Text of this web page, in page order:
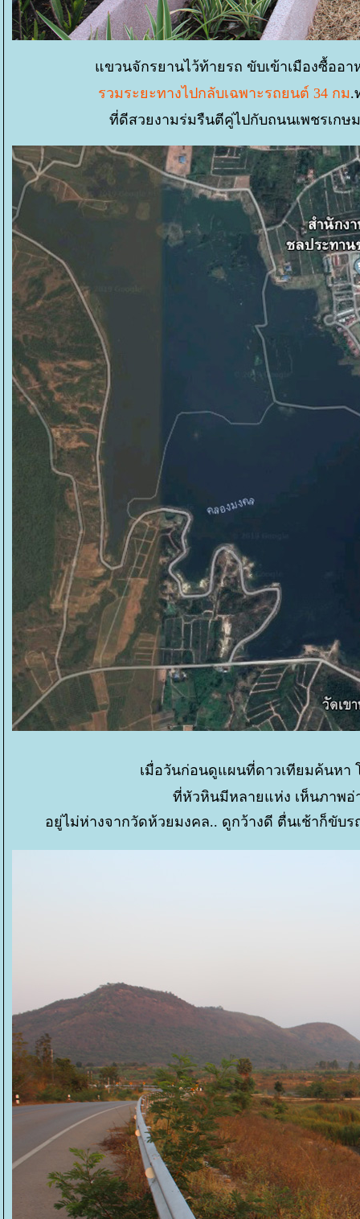
ขวนจักรยานไว้ท้ายรถ ขับเข้าเมืองซื้ออา
รวมระยะทางไปกลับเฉพาะรถยนต์ 34 กม.
ที่ดีสวยงามร่มรืนตีคู่ไปกับถนนเพชรเกษ
เมื่อวันก่อนดูแผนที่ดาวเทียมค้นหา
ที่หัวหินมีหลายแห่ง เห็นภาพ
อยู่ไม่ห่างจากวัดห้วยมงคล.. ดูกว้างดี ตื่นเช้าก็ขับ